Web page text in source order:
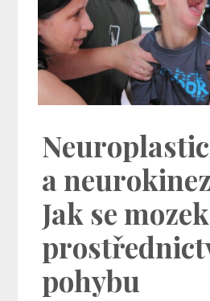
a
Jak se
pohybu